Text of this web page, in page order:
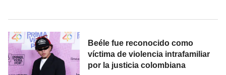
Beéle fue reconocido como
víctima de violencia intrafamiliar
por la justicia colombiana